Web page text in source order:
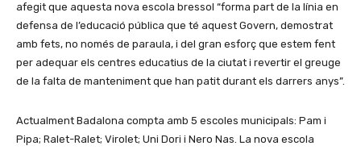
afegit que aquesta nova escola bressol “forma part de la línia en
defensa de l’educació pública que té aquest Govern, demostrat
amb fets, no només de paraula, i del gran esforç que estem fent
per adequar els centres educatius de la ciutat i revertir el greuge
de la falta de manteniment que han patit durant els darrers anys”.
Actualment Badalona compta amb 5 escoles municipals: Pam i
Pipa; Ralet-Ralet; Virolet; Uni Dori i Nero Nas. La nova escola